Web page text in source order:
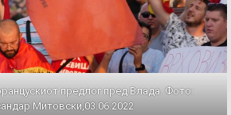
предлог пред Влада. Фото:
Митовски,03.06.2022